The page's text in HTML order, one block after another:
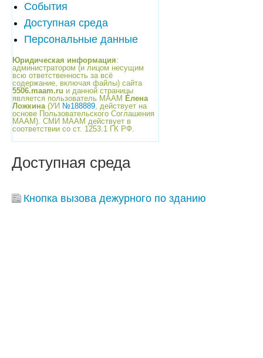
События
Доступная среда
Персональные данные
Юридическая информация:
администратором (и лицом несущим
всю ответственность за всё
содержание, включая файлы) сайта
5506.maam.ru и данной страницы
является пользователь МААМ Елена
Ложкина(УИ №188889, действует на
основе Пользовательского Соглашения
МААМ). СМИ МААМ действует в
соответствии со ст. 1253.1 ГК РФ.
Доступная среда
Кнопка вызова дежурного по зданию